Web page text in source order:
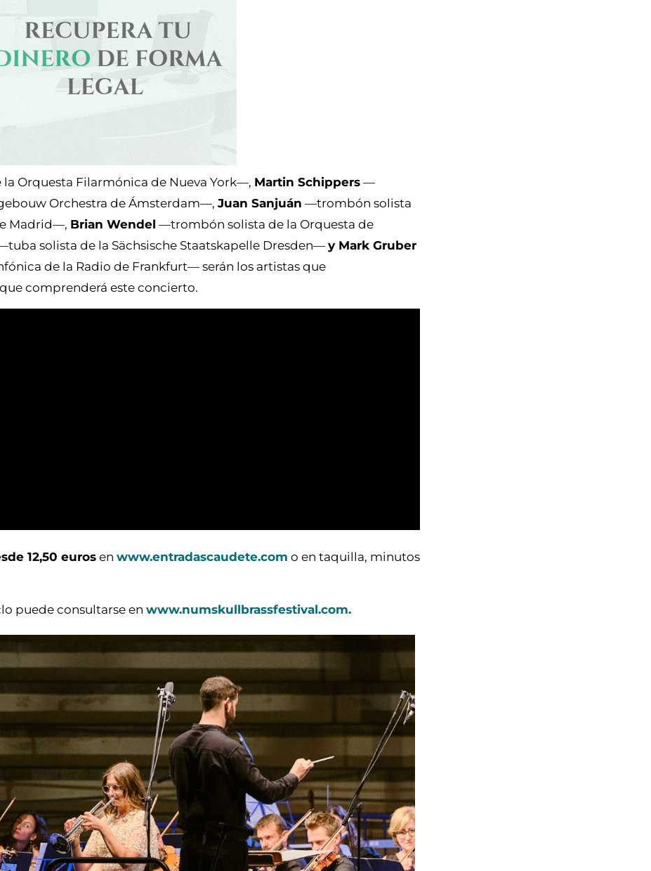
Orquesta Filarmónica de Nueva York—, Martin Schippers —
Orchestra de Ámsterdam—, Juan Sanjuán —trombón solista
Madrid—, Brian Wendel —trombón solista de la Orquesta de
solista de la Sächsische Staatskapelle Dresden— y Mark Gruber
de la Radio de Frankfurt— serán los artistas que
comprenderá este concierto.
12,50 euros en www.entradascaudete.com o en taquilla, minutos
puede consultarse en www.numskullbrassfestival.com.